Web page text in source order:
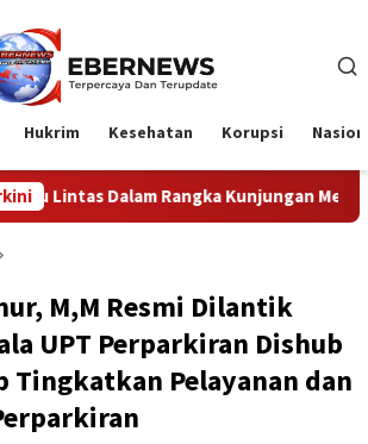
Hukrim Kesehatan Korupsi
Menteri Pertahanan RI
M,M Resmi Dilantik
UPT Perparkiran Dishub
Tingkatkan Pelayanan dan